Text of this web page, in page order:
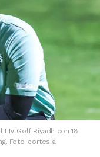
Golf Riyadh con 18
Foto: cortesía